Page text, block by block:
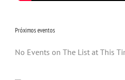
Próximos eventos
No Events on The List at This